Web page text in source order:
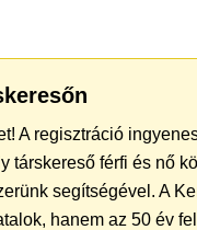
A regisztráció
társkereső férfi és nő
segítségével. A
hanem az 50 év